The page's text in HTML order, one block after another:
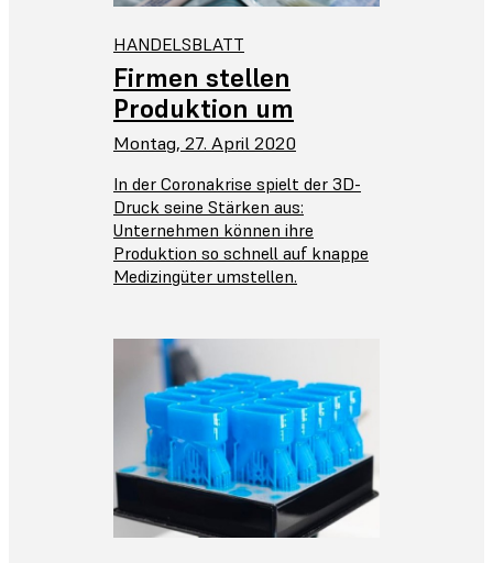
HANDELSBLATT
Firmen stellen
Produktion um
Montag, 27. April 2020
In der Coronakrise spielt der 3D-
Druck seine Stärken aus:
Unternehmen können ihre
Produktion so schnell auf knappe
Medizingüter umstellen.